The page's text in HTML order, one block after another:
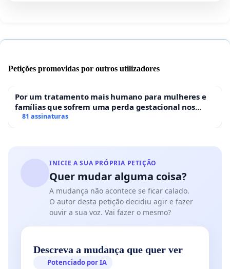
Petições promovidas por outros utilizadores
Por um tratamento mais humano para mulheres e
famílias que sofrem uma perda gestacional nos
hospitais portugueses
81 assinaturas
INICIE A SUA PRÓPRIA PETIÇÃO
Quer mudar alguma coisa?
A mudança não acontece se ficar calado.
O autor desta petição decidiu agir e fazer
ouvir a sua voz. Vai fazer o mesmo?
Descreva a mudança que quer ver
Potenciado por IA